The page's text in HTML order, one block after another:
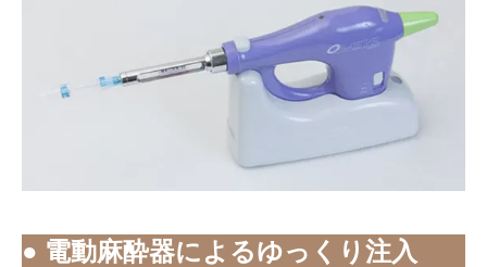
● 電動麻酔器によるゆっくり注入